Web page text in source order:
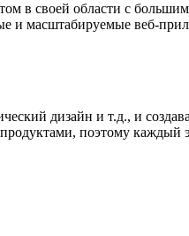
в своей области с
и масштабируемые веб-
дизайн и т.д., и
поэтому каждый